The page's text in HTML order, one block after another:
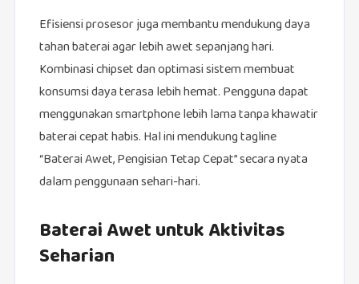
Efisiensi prosesor juga membantu mendukung daya
tahan baterai agar lebih awet sepanjang hari.
Kombinasi chipset dan optimasi sistem membuat
konsumsi daya terasa lebih hemat. Pengguna dapat
menggunakan smartphone lebih lama tanpa khawatir
baterai cepat habis. Hal ini mendukung tagline
“Baterai Awet, Pengisian Tetap Cepat” secara nyata
dalam penggunaan sehari-hari.
Baterai Awet untuk Aktivitas
Seharian